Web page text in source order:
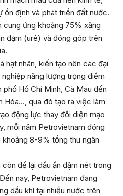
ổn định và phát triển đất nước.
cung ứng khoảng 75% xăng
đạm (urê) và đóng góp trên
hạt nhân, kiến tạo nên các đại
năng lượng trọng điểm
Hồ Chí Minh, Cà Mau đến
Hóa…, qua đó tạo ra việc làm
động lực thay đổi diện mạo
mỗi năm Petrovietnam đóng
8-9% tổng thu ngân
để lại dấu ấn đậm nét trong
nay, Petrovietnam đang
dầu khí tại nhiều nước trên